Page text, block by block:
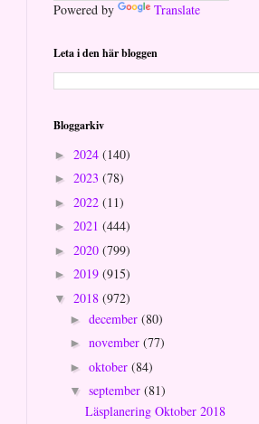
Powered by Translate
Leta i den här bloggen
Bloggarkiv
► 2024 (140)
► 2023 (78)
► 2022 (11)
► 2021 (444)
► 2020 (799)
► 2019 (915)
▼ 2018 (972)
► december (80)
► november (77)
► oktober (84)
▼ september (81)
Läsplanering Oktober 2018